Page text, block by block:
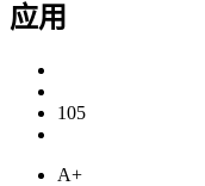
应用
105
A+